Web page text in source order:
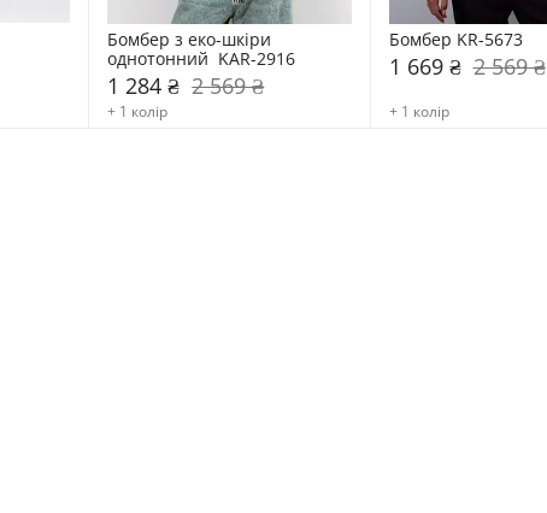
Бомбер з еко-шкіри
однотонний  KAR-2916
1 284 ₴ 2 569 ₴
+ 1 колір
Бомбер KR-5673
1 669 ₴ 2 569 ₴
+ 1 колір